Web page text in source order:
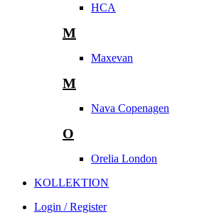
HCA
M
Maxevan
M
Nava Copenagen
O
Orelia London
KOLLEKTION
Login / Register